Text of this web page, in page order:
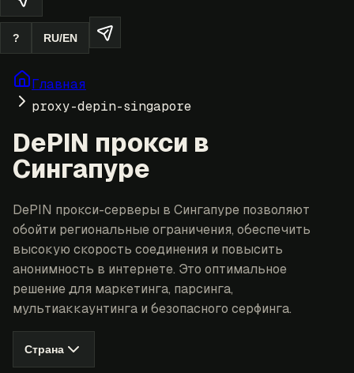
? RU/EN
Главная
proxy-depin-singapore
DePIN прокси в
Сингапуре
DePIN прокси-серверы в Сингапуре позволяют
обойти региональные ограничения, обеспечить
высокую скорость соединения и повысить
анонимность в интернете. Это оптимальное
решение для маркетинга, парсинга,
мультиаккаунтинга и безопасного серфинга.
Страна